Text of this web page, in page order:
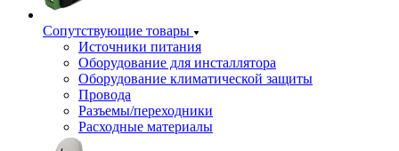
Сопутствующие товары
Источники питания
Оборудование для инсталлятора
Оборудование климатической защиты
Провода
Разъемы/переходники
Расходные материалы